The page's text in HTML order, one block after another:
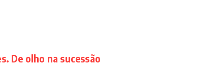
De olho na sucessão